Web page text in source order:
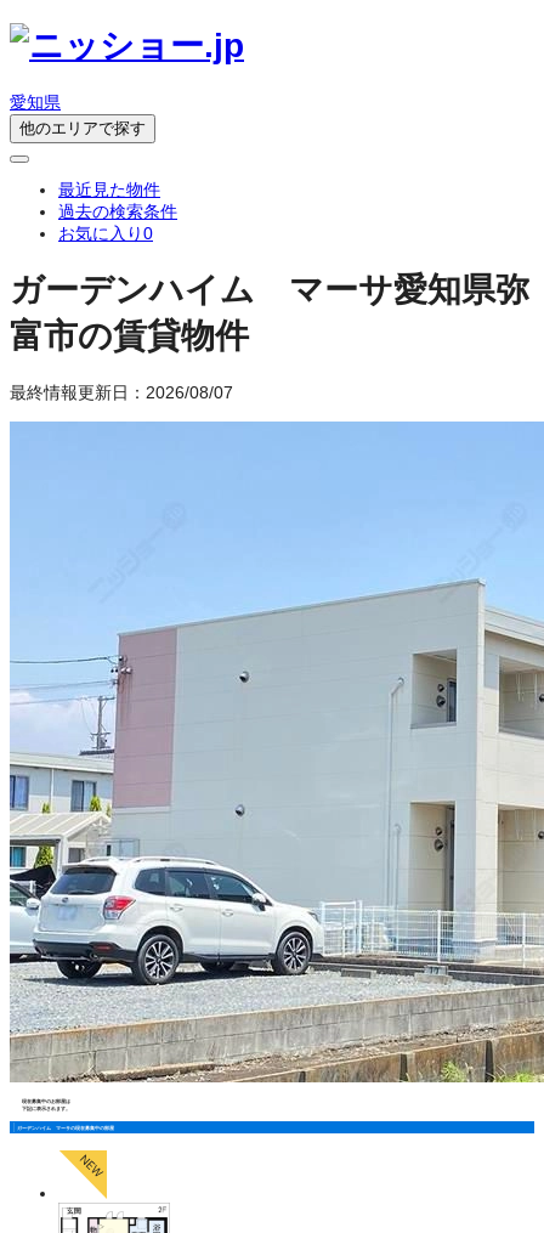
愛知県
他のエリアで探す
最近見た物件
過去の検索条件
お気に入り0
ガーデンハイム マーサ愛知県弥
富市の賃貸物件
最終情報更新日：2026/08/07
現在募集中のお部屋は
下記に表示されます。
ガーデンハイム マーサの現在募集中の部屋